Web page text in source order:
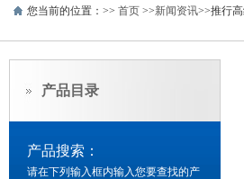
您当前的位置：>> 首页 >>新闻资讯>>推行
产品目录
产品搜索：
请在下列输入框内输入您要查找的产